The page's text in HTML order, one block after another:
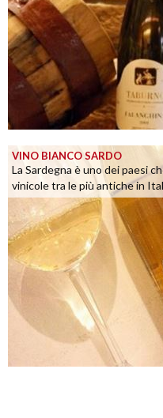
VINO BIANCO SARDO
La Sardegna è uno dei paesi
vinicole tra le più antiche in